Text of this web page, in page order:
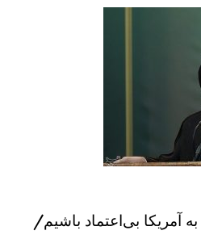
آمریکا بی‌اعتماد باشیم/